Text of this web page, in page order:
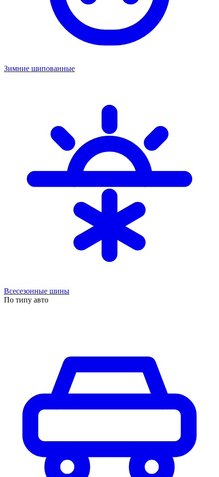
Зимние шипованные
Всесезонные шины
По типу авто